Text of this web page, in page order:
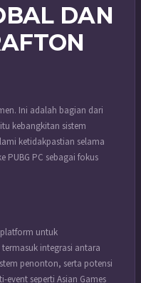
DAN
Ini adalah bagian dari
kebangkitan sistem
ketidakpastian selama
PUBG PC sebagai fokus
untuk
integrasi antara
penonton, serta potensi
seperti Asian Games